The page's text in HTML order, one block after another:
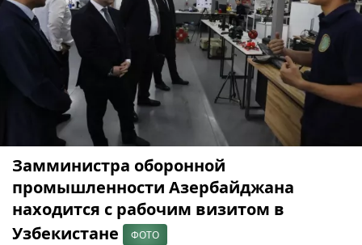
Замминистра оборонной
промышленности Азербайджана
находится с рабочим визитом в
Узбекистане
ФОТО